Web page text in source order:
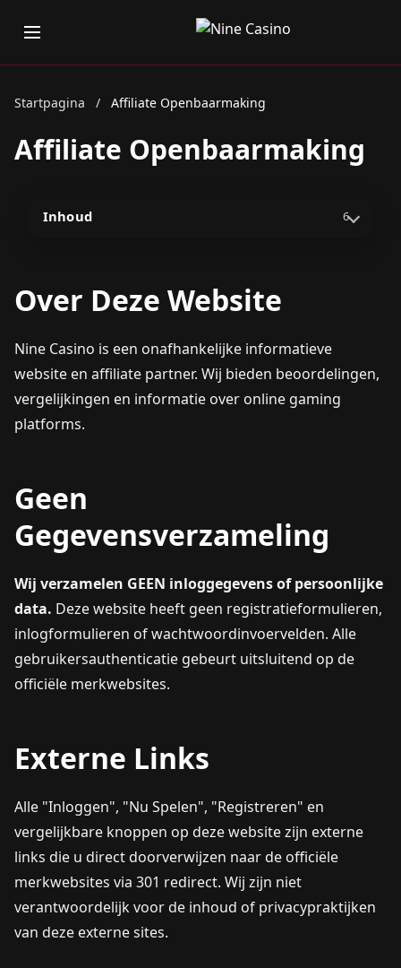
Startpagina / Affiliate Openbaarmaking
Affiliate Openbaarmaking
Inhoud 6
Over Deze Website
Nine Casino is een onafhankelijke informatieve
website en affiliate partner. Wij bieden beoordelingen,
vergelijkingen en informatie over online gaming
platforms.
Geen
Gegevensverzameling
Wij verzamelen GEEN inloggegevens of persoonlijke
data. Deze website heeft geen registratieformulieren,
inlogformulieren of wachtwoordinvoervelden. Alle
gebruikersauthenticatie gebeurt uitsluitend op de
officiële merkwebsites.
Externe Links
Alle "Inloggen", "Nu Spelen", "Registreren" en
vergelijkbare knoppen op deze website zijn externe
links die u direct doorverwijzen naar de officiële
merkwebsites via 301 redirect. Wij zijn niet
verantwoordelijk voor de inhoud of privacypraktijken
van deze externe sites.